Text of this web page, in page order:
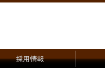
採用情報